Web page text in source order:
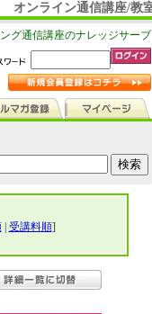
オンライン通信講座/教
グ通信講座のナレッジサーブ
| 受講料順]